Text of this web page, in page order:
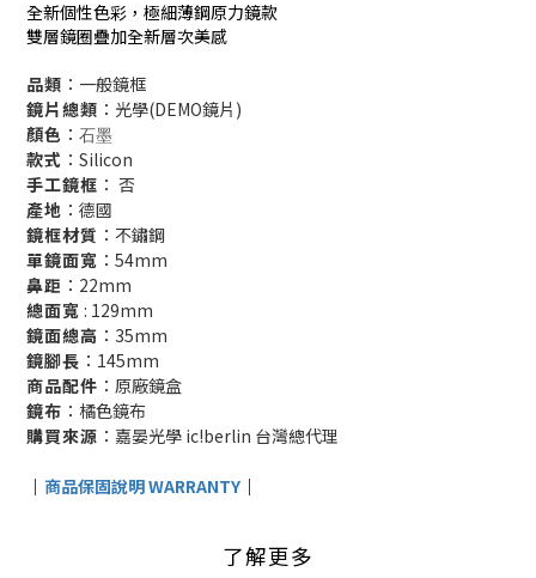
全新個性色彩，極細薄鋼原力鏡款
雙層鏡圈疊加全新層次美感
品類 ：一般鏡框
鏡片總類 ：光學(DEMO鏡片)
顏色 ： 石墨
款式 ：Silicon
手工鏡框 ： 否
產地 ：德國
鏡框材質 ：不鏽鋼
單鏡面寬 ：54mm
鼻距 ：22mm
總面寬 : 129mm
鏡面總高 ：35mm
鏡腳長 ：145mm
商品配件 ：原廠鏡盒
鏡布 ：橘色鏡布
購買來源 ：嘉晏光學 ic!berlin 台灣總代理
｜ 商品保固說明 WARRANTY ｜
了解更多